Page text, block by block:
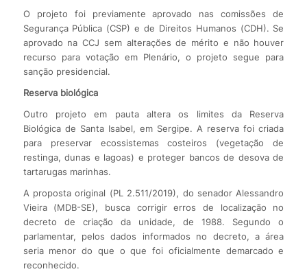
O projeto foi previamente aprovado nas comissões de
Segurança Pública (CSP) e de Direitos Humanos (CDH). Se
aprovado na CCJ sem alterações de mérito e não houver
recurso para votação em Plenário, o projeto segue para
sanção presidencial.
Reserva biológica
Outro projeto em pauta altera os limites da Reserva
Biológica de Santa Isabel, em Sergipe. A reserva foi criada
para preservar ecossistemas costeiros (vegetação de
restinga, dunas e lagoas) e proteger bancos de desova de
tartarugas marinhas.
A proposta original (PL 2.511/2019), do senador Alessandro
Vieira (MDB-SE), busca corrigir erros de localização no
decreto de criação da unidade, de 1988. Segundo o
parlamentar, pelos dados informados no decreto, a área
seria menor do que o que foi oficialmente demarcado e
reconhecido.